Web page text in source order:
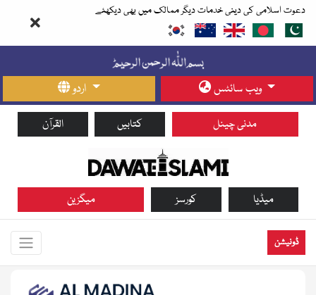
دعوت اسلامی کی دینی خدمات دیگر ممالک میں بھی دیکھئے
اردو ویب سائٹس
القرآن کتابیں مدنی چینل
میگزین کورسز میڈیا
ڈونیشن